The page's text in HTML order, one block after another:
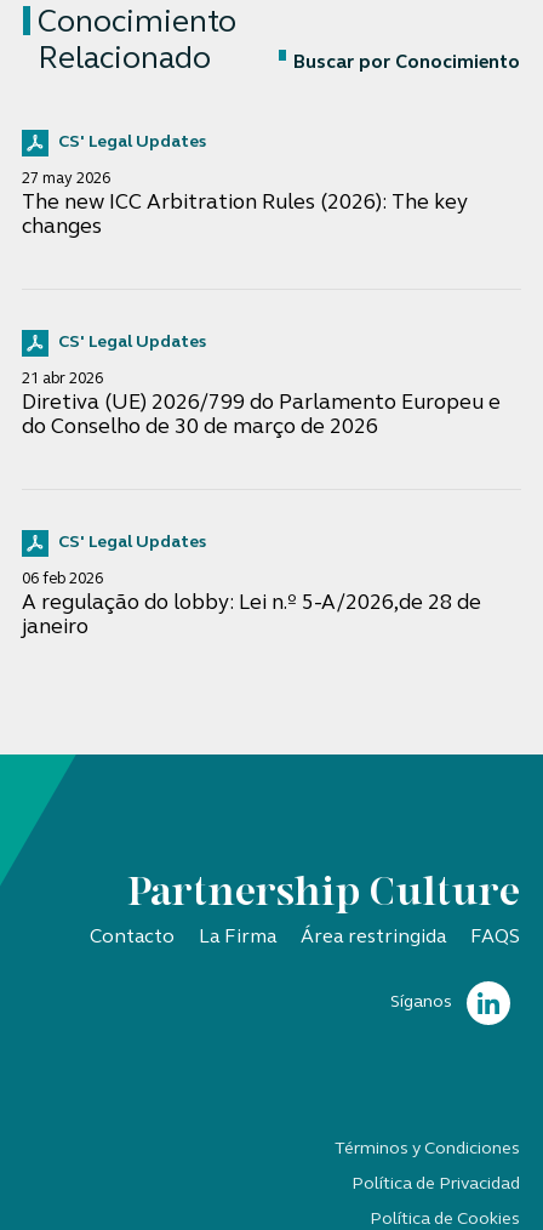
Conocimiento
Relacionado
Buscar por Conocimiento
CS' Legal Updates
27 may 2026
The new ICC Arbitration Rules (2026): The key
changes
CS' Legal Updates
21 abr 2026
Diretiva (UE) 2026/799 do Parlamento Europeu e
do Conselho de 30 de março de 2026
CS' Legal Updates
06 feb 2026
A regulação do lobby: Lei n.º 5-A/2026,de 28 de
janeiro
Partnership Culture
Contacto La Firma Área restringida FAQS
Síganos
Términos y Condiciones
Política de Privacidad
Política de Cookies